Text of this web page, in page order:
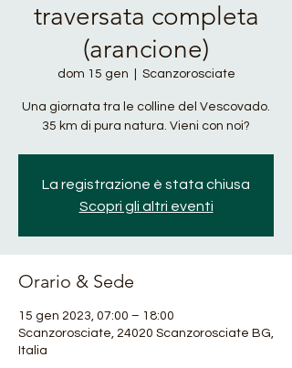
traversata completa
(arancione)
dom 15 gen Scanzorosciate
Una giornata tra le colline del Vescovado.
35 km di pura natura. Vieni con noi?
La registrazione è stata chiusa
Scopri gli altri eventi
Orario & Sede
15 gen 2023, 07:00 – 18:00
Scanzorosciate, 24020 Scanzorosciate BG,
Italia